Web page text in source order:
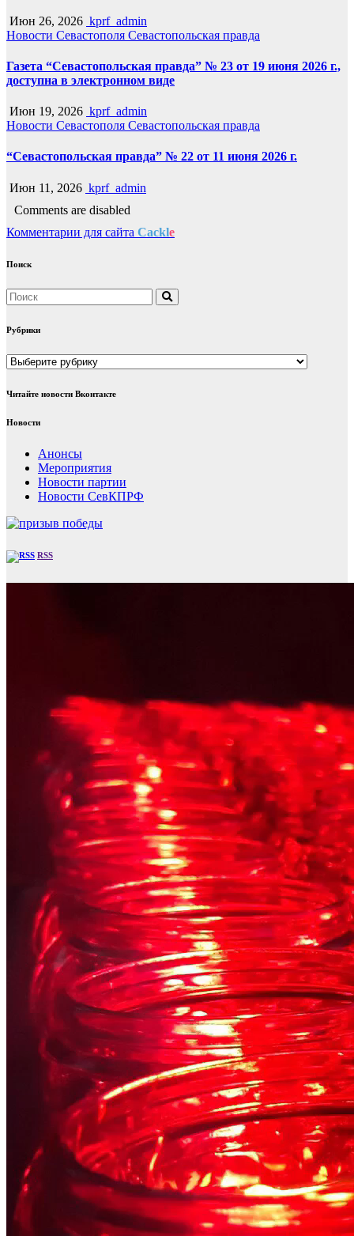
Июн 26, 2026 kprf_admin
Новости Севастополя Севастопольская правда
Газета “Севастопольская правда” № 23 от 19 июня 2026 г.,
доступна в электронном виде
Июн 19, 2026 kprf_admin
Новости Севастополя Севастопольская правда
“Севастопольская правда” № 22 от 11 июня 2026 г.
Июн 11, 2026 kprf_admin
Comments are disabled
Комментарии для сайта Cackle
Поиск
Рубрики
Рубрики
Читайте новости Вконтакте
Новости
Анонсы
Мероприятия
Новости партии
Новости СевКПРФ
RSS